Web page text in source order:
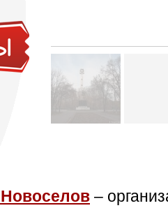
–